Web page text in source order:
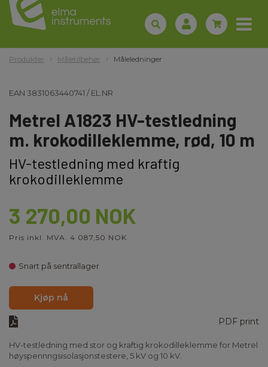
Produkter Måletilbehør Måleledninger
EAN 3831063440741 /EL.NR
Metrel A1823 HV-testledning
m. krokodilleklemme, rød, 10 m
HV-testledning med kraftig
krokodilleklemme
3 270,00 NOK
Pris inkl. MVA. 4 087,50 NOK
Snart på sentrallager
Kjøp nå
PDF print
HV-testledning med stor og kraftig krokodilleklemme for Metrel
høyspennngsisolasjonstestere, 5 kV og 10 kV.